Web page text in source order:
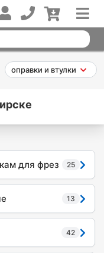
оправки и втулки
для фрез 25
13
42